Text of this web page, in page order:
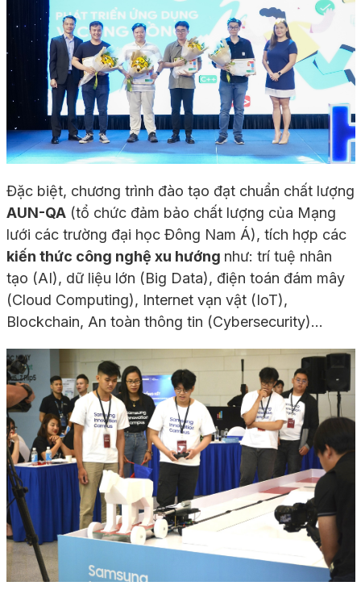
Đặc biệt, chương trình đào tạo đạt chuẩn chất lượng
AUN-QA(tổ chức đảm bảo chất lượng của Mạng
lưới các trường đại học Đông Nam Á), tích hợp các
kiến thức công nghệ xu hướng như: trí tuệ nhân
tạo (AI), dữ liệu lớn (Big Data), điện toán đám mây
(Cloud Computing), Internet vạn vật (IoT),
Blockchain, An toàn thông tin (Cybersecurity)…